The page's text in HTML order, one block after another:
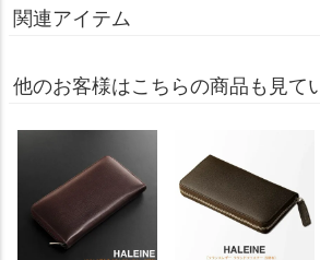
関連アイテム
他のお客様はこちらの商品も見て